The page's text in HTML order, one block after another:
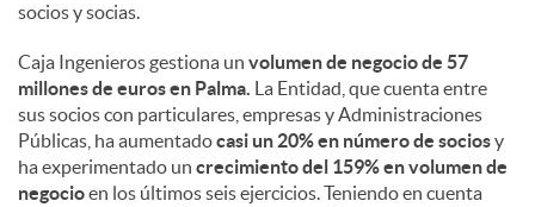
socios y socias.
Caja Ingenieros gestiona un volumen de negocio de 57
millones de euros en Palma. La Entidad, que cuenta entre
sus socios con particulares, empresas y Administraciones
Públicas, ha aumentadocasi un 20% en número de sociosy
ha experimentado un crecimiento del 159% en volumen de
negocioen los últimos seis ejercicios. Teniendo en cuenta